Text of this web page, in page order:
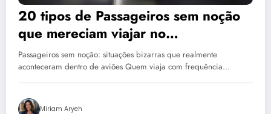
20 tipos de Passageiros sem noção
que mereciam viajar no
compartimento de carga do avião
Passageiros sem noção: situações bizarras que realmente
aconteceram dentro de aviões Quem viaja com frequência…
Miriam Aryeh